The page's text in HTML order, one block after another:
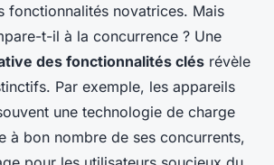
fonctionnalités novatrices. Mais
t-il à la concurrence ? Une
des fonctionnalités clés révèle
Par exemple, les appareils
une technologie de charge
à bon nombre de ses concurrents,